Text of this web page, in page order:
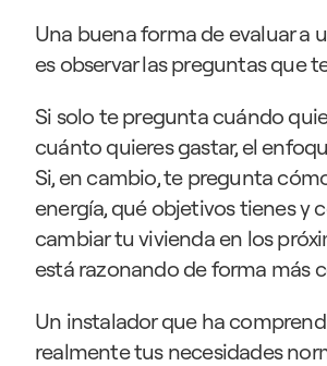
Una buena forma de evaluar a
es observar las preguntas que
Si solo te pregunta cuándo
cuánto quieres gastar, el
Si, en cambio, te pregunta
energía, qué objetivos tienes y
cambiar tu vivienda en los
está razonando de forma más
Un instalador que ha
realmente tus necesidades